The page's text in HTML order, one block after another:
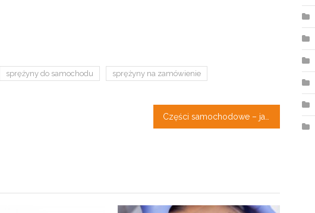
sprężyny do samochodu
sprężyny na zamówienie
Części samochodowe – jak wybrać najlepsze?